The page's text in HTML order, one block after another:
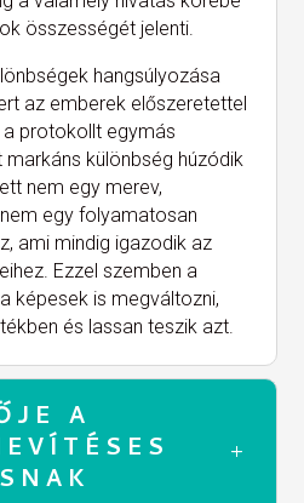
összességét jelenti.
hangsúlyozása
az emberek előszeretettel
protokollt egymás
különbség húzódik
nem egy merev,
egy folyamatosan
ami mindig igazodik az
Ezzel szemben a
képesek is megváltozni,
és lassan teszik azt.
A